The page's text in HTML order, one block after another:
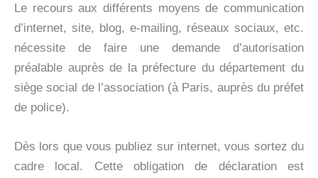
Le recours aux différents moyens de communication
d’internet, site, blog, e-mailing, réseaux sociaux, etc.
nécessite de faire une demande d’autorisation
préalable auprès de la préfecture du département du
siège social de l’association (à Paris, auprès du préfet
de police).
Dès lors que vous publiez sur internet, vous sortez du
cadre local. Cette obligation de déclaration est